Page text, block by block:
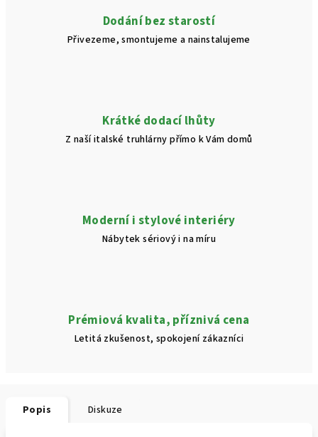
Dodání bez starostí
Přivezeme, smontujeme a nainstalujeme
Krátké dodací lhůty
Z naší italské truhlárny přímo k Vám domů
Moderní i stylové interiéry
Nábytek sériový i na míru
Prémiová kvalita, příznivá cena
Letitá zkušenost, spokojení zákazníci
Popis Diskuze